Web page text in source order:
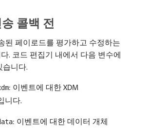
콜백 전
된 페이로드를 평가하고 수정하는
. 코드 편집기 내에서 다음 변수에
습니다.
: 이벤트에 대한 XDM
니다.
: 이벤트에 대한 데이터 개체